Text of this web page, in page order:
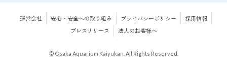
運営会社 安心・安全への取り組み プライバシーポリシー
採用情報
プレスリリース
法人のお客様へ
© Osaka Aquarium Kaiyukan. All Rights Reserved.